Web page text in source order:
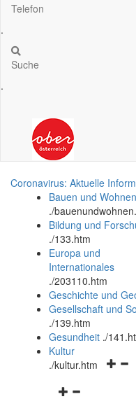
Telefon
.
Suche
.
Coronavirus: Aktuelle
Bauen und Wohnen
./
Bildung und
./133.htm
Europa und
Internationales
./203110.htm
Geschichte und
Gesellschaft und
./139.htm
Gesundheit ./
Kultur
./kultur.htm
Navigationsmenü